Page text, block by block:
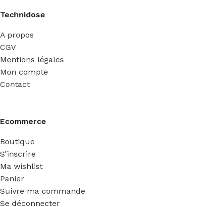
Technidose
A propos
CGV
Mentions légales
Mon compte
Contact
Ecommerce
Boutique
S'inscrire
Ma wishlist
Panier
Suivre ma commande
Se déconnecter